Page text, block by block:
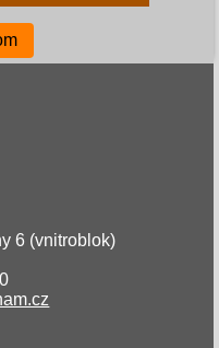
6 (vnitroblok)